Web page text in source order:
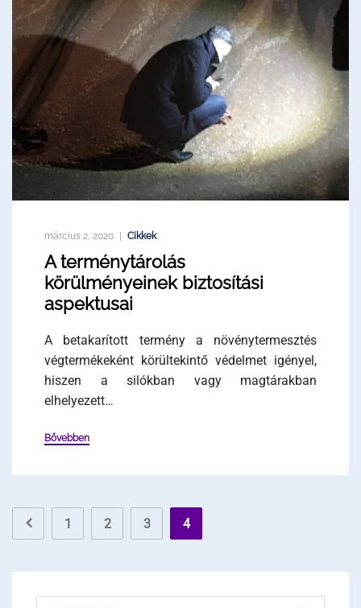
március 2, 2020 Cikkek
A terménytárolás
körülményeinek biztosítási
aspektusai
A betakarított termény a növénytermesztés
végtermékeként körültekintő védelmet igényel,
hiszen a silókban vagy magtárakban
elhelyezett…
Bővebben
1 2 3 4